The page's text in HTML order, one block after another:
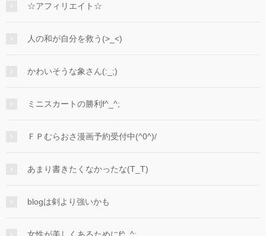
☆アフィリエイト☆
人の和が自分を救う(>_<)
かわいそうな象さん(:_;)
ミニスカートの勝利f^_^;
ＦＰむらおさ漫画予約受付中(^0^)/
あまり書きたくなかったな(T_T)
blogは剣より強いかも
女性が美しくあるためにf^_^;